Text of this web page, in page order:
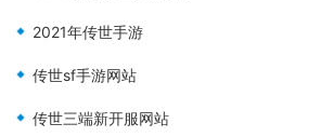
2021年传世手游
传世sf手游网站
传世三端新开服网站